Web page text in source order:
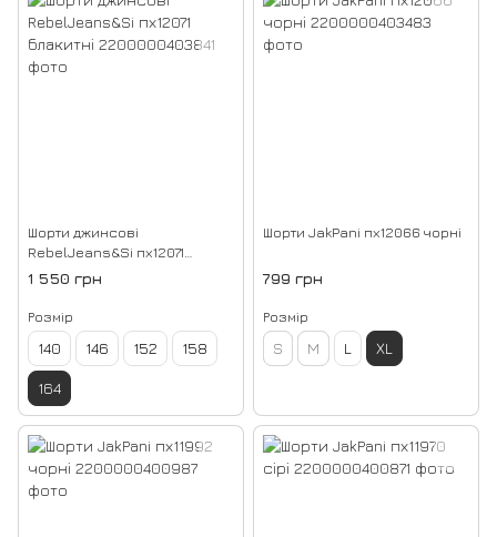
Шорти джинсові
RebelJeans&Si пх12071
блакитні
1 550 грн
Розмір
140 146 152 158
164
Шорти JakPani пх12066 чорні
799 грн
Розмір
S M L XL